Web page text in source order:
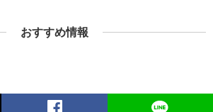
おすすめ情報